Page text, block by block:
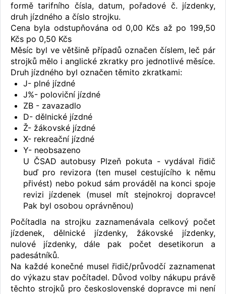
formě tarifního čísla, datum, pořadové č. jízdenky,
druh jízdného a číslo strojku.
Cena byla odstupňována od 0,00 Kčs až po 199,50
Kčs po 0,50 Kčs
Měsíc byl ve většině případů označen číslem, leč pár
strojků mělo i anglické zkratky pro jednotlivé měsíce.
Druh jízdného byl označen těmito zkratkami:
J- plné jízdné
J%- poloviční jízdné
ZB - zavazadlo
D- dělnické jízdné
Ž- žákovské jízdné
X- rekreační jízdné
Y- neobsazeno
U ČSAD autobusy Plzeň pokuta - vydával řidič
buď pro revizora (ten musel cestujícího k němu
přivést) nebo pokud sám prováděl na konci spoje
revizi jízdenek (musel mít stejnokroj dopravce!
Pak byl osobou oprávněnou)
Počítadla na strojku zaznamenávala celkový počet
jízdenek, dělnické jízdenky, žákovské jízdenky,
nulové jízdenky, dále pak počet desetikorun a
padesátníků.
Na každé konečné musel řidič/průvodčí zaznamenat
do výkazu stav počítadel. Důvod volby nákupu právě
těchto strojků pro československé dopravce mi není